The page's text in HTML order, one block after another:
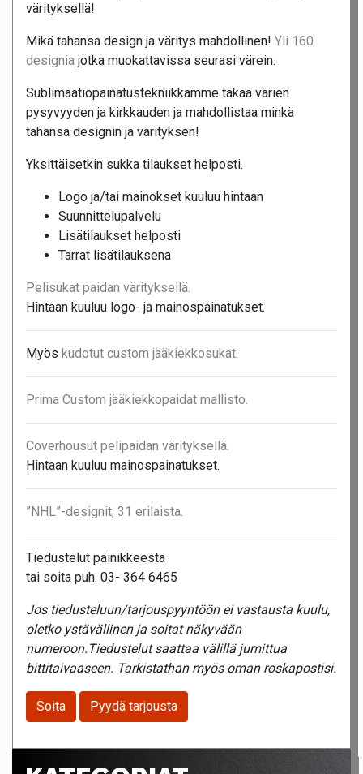
värityksellä!
Mikä tahansa design ja väritys mahdollinen! Yli 160
designia jotka muokattavissa seurasi värein.
Sublimaatiopainatustekniikkamme takaa värien
pysyvyyden ja kirkkauden ja mahdollistaa minkä
tahansa designin ja värityksen!
Yksittäisetkin sukka tilaukset helposti.
Logo ja/tai mainokset kuuluu hintaan
Suunnittelupalvelu
Lisätilaukset helposti
Tarrat lisätilauksena
Pelisukat paidan värityksellä.
Hintaan kuuluu logo- ja mainospainatukset.
Myös kudotut custom jääkiekkosukat.
Prima Custom jääkiekkopaidat mallisto.
Coverhousut pelipaidan värityksellä.
Hintaan kuuluu mainospainatukset.
”NHL”-designit, 31 erilaista.
Tiedustelut painikkeesta
tai soita puh. 03- 364 6465
Jos tiedusteluun/tarjouspyyntöön ei vastausta kuulu,
oletko ystävällinen ja soitat näkyvään
numeroon.Tiedustelut saattaa välillä jumittua
bittitaivaaseen. Tarkistathan myös oman roskapostisi.
Soita Pyydä tarjousta